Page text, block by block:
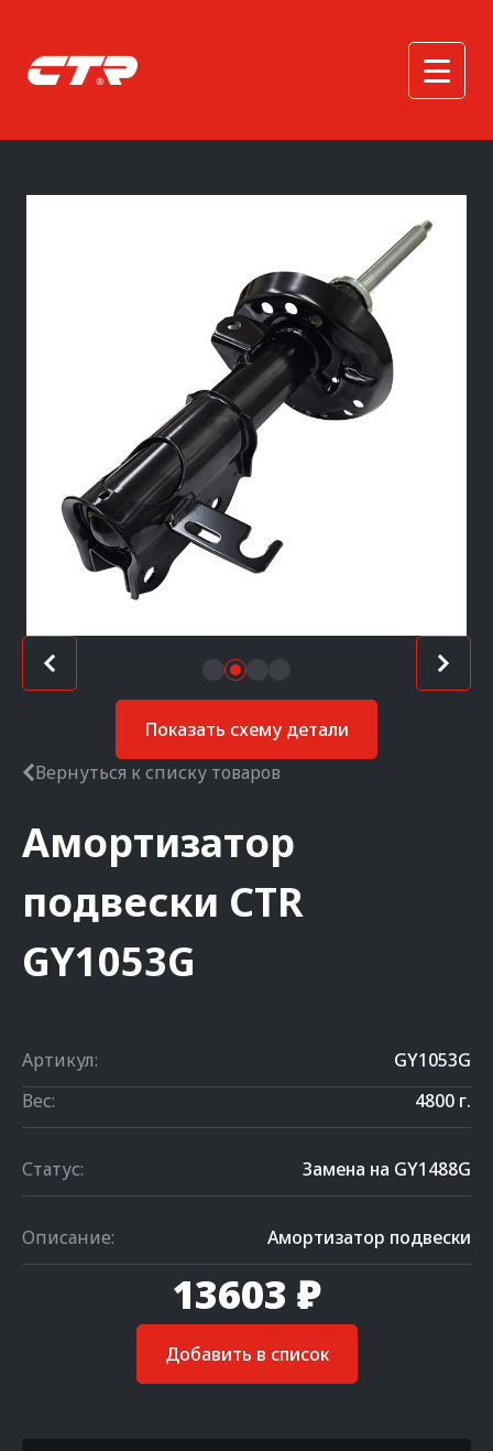
Показать схему детали
Вернуться к списку товаров
Амортизатор
подвески CTR
GY1053G
Артикул:
GY1053G
Вес:
4800 г.
Статус: Замена на GY1488G
Описание: Амортизатор подвески
13603 ₽
Добавить в список